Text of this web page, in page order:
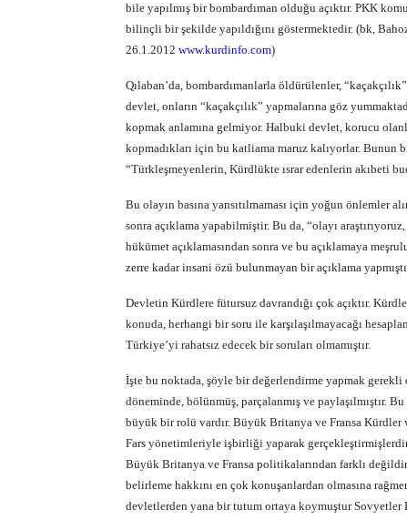
bile yapılmış bir bombardıman olduğu açıktır. PKK
bilinçli bir şekilde yapıldığını göstermektedir. (bk,
26.1.2012 www.kurdinfo.com)
Qılaban’da, bombardımanlarla öldürülenler,
devlet, onların “kaçakçılık” yapmalarına göz
kopmak anlamına gelmiyor. Halbuki devlet, korucu
kopmadıkları için bu katliama maruz kalıyorlar.
“Türkleşmeyenlerin, Kürdlükte ısrar edenlerin akıbeti
Bu olayın basına yansıtılmaması için yoğun önlemler
sonra açıklama yapabilmiştir. Bu da, “olayı
hükümet açıklamasından sonra ve bu açıklamaya
zerre kadar insani özü bulunmayan bir açıklama
Devletin Kürdlere fütursuz davrandığı çok açıktır.
konuda, herhangi bir soru ile karşılaşılmayacağı
Türkiye’yi rahatsız edecek bir soruları olmamıştır.
İşte bu noktada, şöyle bir değerlendirme yapmak
döneminde, bölünmüş, parçalanmış ve paylaşılmıştır.
büyük bir rolü vardır. Büyük Britanya ve Fransa Kürdler
Fars yönetimleriyle işbirliği yaparak
Büyük Britanya ve Fransa politikalarından farklı
belirleme hakkını en çok konuşanlardan olmasına
devletlerden yana bir tutum ortaya koymuştur